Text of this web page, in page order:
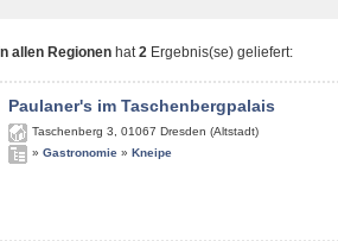
allen Regionen hat2 Ergebnis(se) geliefert:
Paulaner's im Taschenbergpalais
Taschenberg 3 01067 Dresden (Altstadt)
» Gastronomie » Kneipe